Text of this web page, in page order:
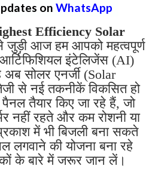
on WhatsApp
Efficiency Solar
जुड़ी आज हम आपको महत्वपूर्ण
इंटेलिजेंस (AI)
सोलर एनर्जी (Solar
से नई तकनीकें विकसित हो
तैयार किए जा रहे हैं, जो
नहीं रहते और कम रोशनी या
में भी बिजली बना सकते
लगवाने की योजना बना रहे
के बारे में जरूर जान लें।